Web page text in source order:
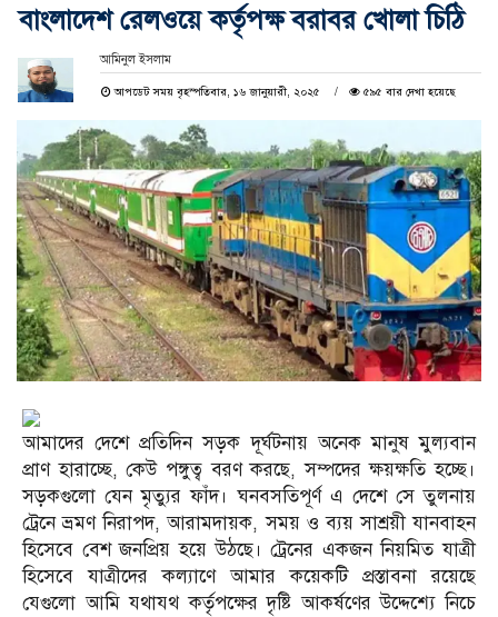
বাংলাদেশ রেলওয়ে কর্তৃপক্ষ বরাবর খোলা চিঠি
আমিনুল ইসলাম
আপডেট সময় বৃহস্পতিবার, ১৬ জানুয়ারী, ২০২৫ ৫৯৫ বার দেখা হয়েছে
আমাদের দেশে প্রতিদিন সড়ক দূর্ঘটনায় অনেক মানুষ মুল্যবান
প্রাণ হারাচ্ছে, কেউ পঙ্গুত্ব বরণ করছে, সম্পদের ক্ষয়ক্ষতি হচ্ছে।
সড়কগুলো যেন মৃত্যুর ফাঁদ। ঘনবসতিপূর্ণ এ দেশে সে তুলনায়
ট্রেনে ভ্রমণ নিরাপদ, আরামদায়ক, সময় ও ব্যয় সাশ্রয়ী যানবাহন
হিসেবে বেশ জনপ্রিয় হয়ে উঠছে। ট্রেনের একজন নিয়মিত যাত্রী
হিসেবে যাত্রীদের কল্যাণে আমার কয়েকটি প্রস্তাবনা রয়েছে
যেগুলো আমি যথাযথ কর্তৃপক্ষের দৃষ্টি আকর্ষণের উদ্দেশ্যে নিচে